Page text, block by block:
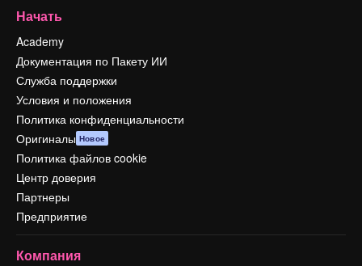
Начать
Academy
Документация по Пакету ИИ
Служба поддержки
Условия и положения
Политика конфиденциальности
Оригиналы Новое
Политика файлов cookie
Центр доверия
Партнеры
Предприятие
Компания